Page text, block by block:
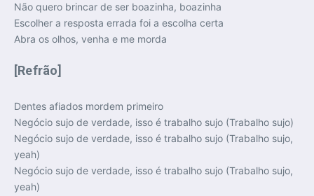
Não quero brincar de ser boazinha, boazinha
Escolher a resposta errada foi a escolha certa
Abra os olhos, venha e me morda
[Refrão]
Dentes afiados mordem primeiro
Negócio sujo de verdade, isso é trabalho sujo (Trabalho sujo)
Negócio sujo de verdade, isso é trabalho sujo (Trabalho sujo,
yeah)
Negócio sujo de verdade, isso é trabalho sujo (Trabalho sujo,
yeah)